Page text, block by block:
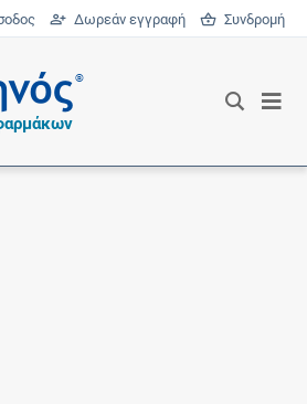
Δωρεάν εγγραφή Συνδρομή
®